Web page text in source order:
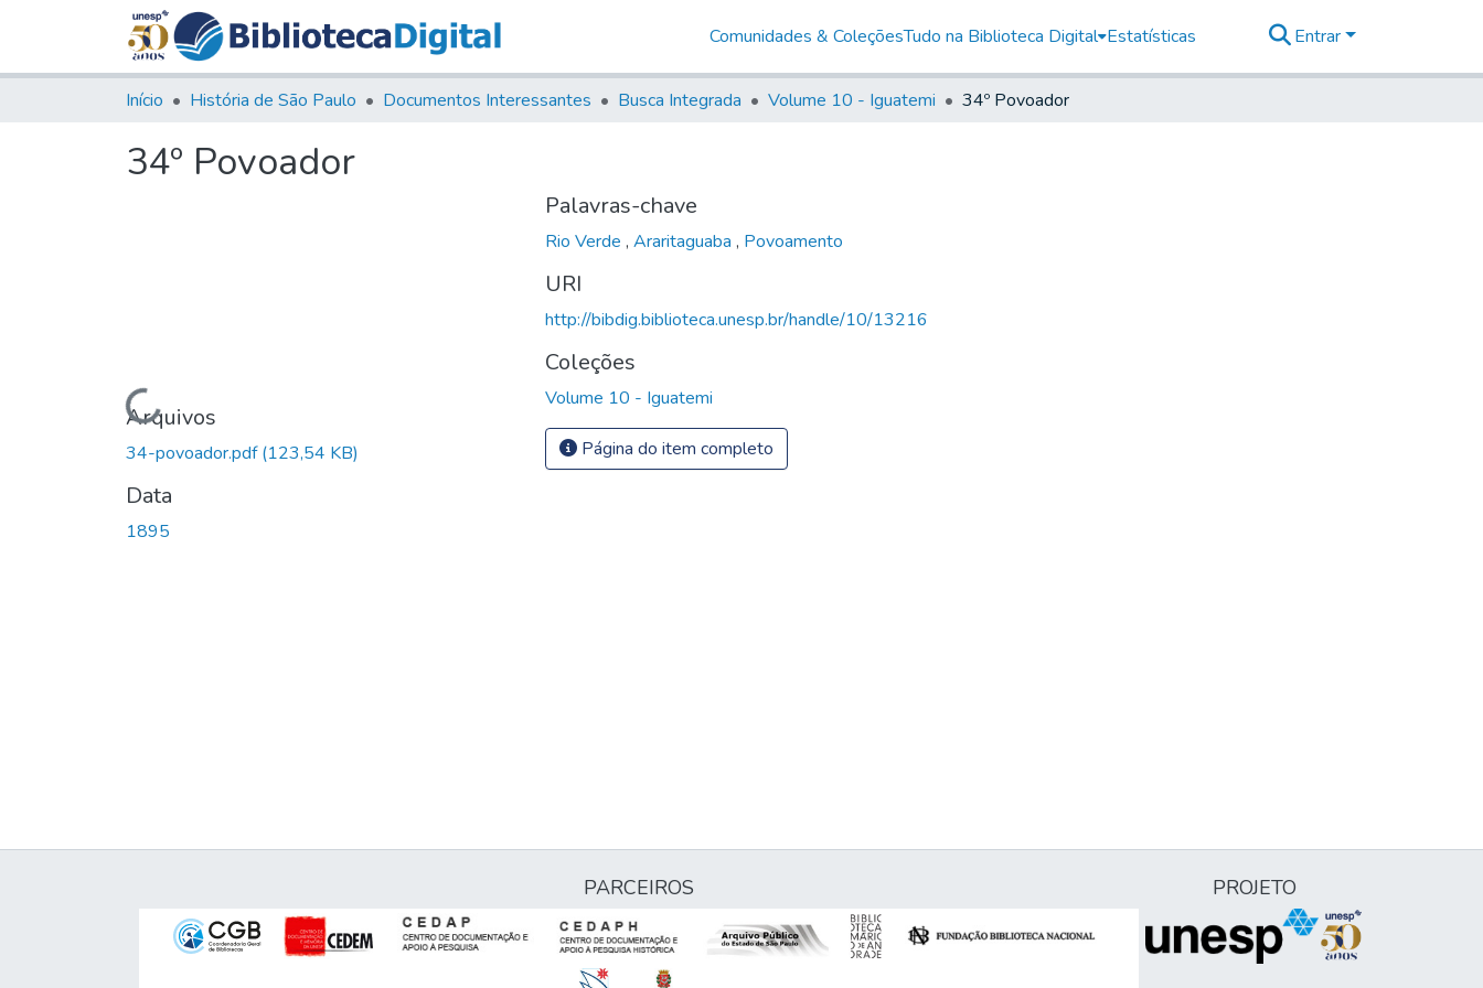
Comunidades & ColeçõesTudo na Biblioteca Digital Estatísticas Entrar
Início História de São Paulo Documentos Interessantes Busca Integrada Volume 10 - Iguatemi 34º Povoador
34º Povoador
Carregando...
Arquivos
34-povoador.pdf(123,54 KB)
Data
1895
Palavras-chave
Rio Verde , Araritaguaba , Povoamento
URI
http://bibdig.biblioteca.unesp.br/handle/10/13216
Coleções
Volume 10 - Iguatemi
Página do item completo
PARCEIROS PROJETO